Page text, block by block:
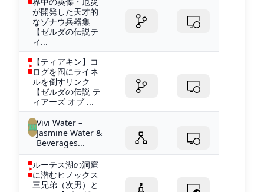
が開発した天才的
なゾナウ兵器集
【ゼルダの伝説テ
ィ...
【ティアキン】コ
ログを囮にライネ
ルを倒すリンク
【ゼルダの伝説 テ
ィアーズ オブ ...
Vivi Water –
Jasmine Water &
Beverages...
ルーテス湖の洞窟
に潜むヒノックス
三兄弟（次男）と